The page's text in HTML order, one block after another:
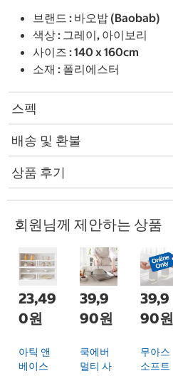
브랜드 : 바오밥 (Baobab)
색상 : 그레이, 아이보리
사이즈 : 140 x 160cm
소재 : 폴리에스터
스펙
배송 및 환불
상품 후기
회원님께 제안하는 상품
23,49
0원
아틱 앤
베이스
39,9
90원
쿡에버
멀티 사
39,9
90원
무아스
소프트